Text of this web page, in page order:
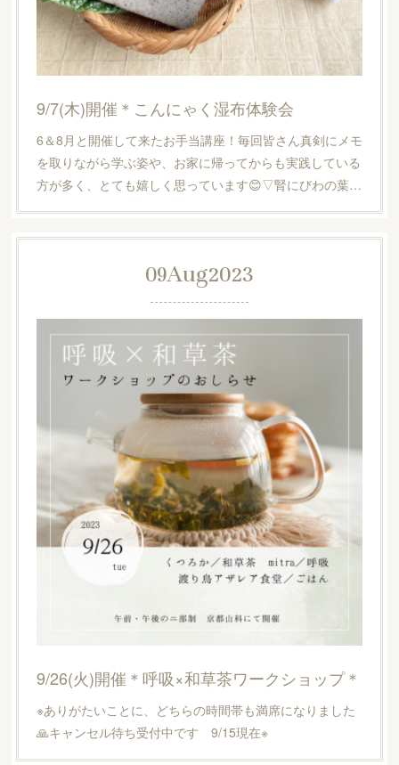
9/7(木)開催＊こんにゃく湿布体験会
6＆8月と開催して来たお手当講座！毎回皆さん真剣にメモ
を取りながら学ぶ姿や、お家に帰ってからも実践している
方が多く、とても嬉しく思っています😊▽腎にびわの葉…
09Aug2023
9/26(火)開催＊呼吸×和草茶ワークショップ＊
※ありがたいことに、どちらの時間帯も満席になりました
🙏キャンセル待ち受付中です 9/15現在※